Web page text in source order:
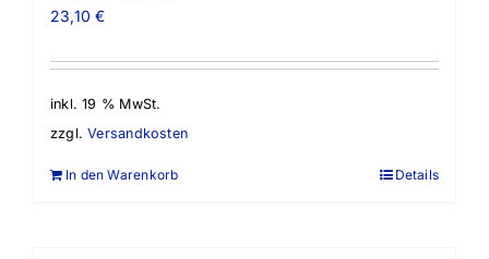
23,10€
inkl. 19 % MwSt.
zzgl.Versandkosten
In den Warenkorb Details